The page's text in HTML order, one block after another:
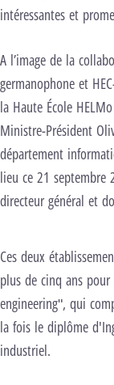
intéressantes et
A l’image de la
germanophone et
la Haute École
Ministre-Président
département
lieu ce 21 septembre
directeur général et
Ces deux
plus de cinq ans
engineering", qui
la fois le diplôme
industriel.